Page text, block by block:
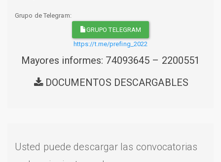
Grupo de Telegram:
GRUPO TELEGRAM
https://t.me/prefing_2022
Mayores informes: 74093645 – 2200551
DOCUMENTOS DESCARGABLES
Usted puede descargar las convocatorias